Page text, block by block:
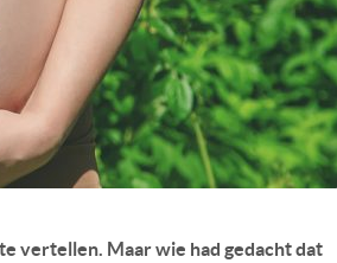
vertellen. Maar wie had gedacht dat